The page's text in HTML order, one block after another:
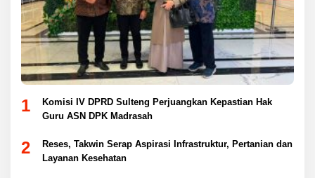
1
Komisi IV DPRD Sulteng Perjuangkan Kepastian Hak
Guru ASN DPK Madrasah
2
Reses, Takwin Serap Aspirasi Infrastruktur, Pertanian dan
Layanan Kesehatan